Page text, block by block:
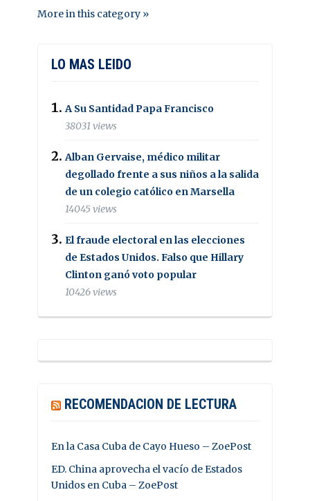
More in this category »
LO MAS LEIDO
A Su Santidad Papa Francisco
38031 views
Alban Gervaise, médico militar
degollado frente a sus niños a la salida
de un colegio católico en Marsella
14045 views
El fraude electoral en las elecciones
de Estados Unidos. Falso que Hillary
Clinton ganó voto popular
10426 views
RECOMENDACION DE LECTURA
En la Casa Cuba de Cayo Hueso – ZoePost
ED. China aprovecha el vacío de Estados
Unidos en Cuba – ZoePost